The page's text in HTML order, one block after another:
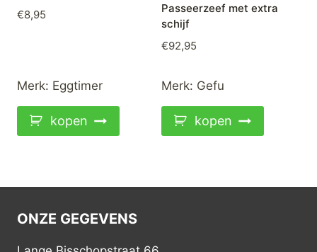
€8,95
Merk: Eggtimer
kopen
Passeerzeef met extra
schijf
€92,95
Merk: Gefu
kopen
ONZE GEGEVENS